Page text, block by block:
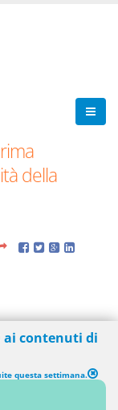
della
ai contenuti di
questa settimana.